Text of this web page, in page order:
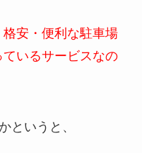
安・便利な駐車場
いるサービスなの
というと、